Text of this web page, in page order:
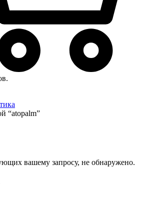
“atopalm”
вашему запросу, не обнаружено.